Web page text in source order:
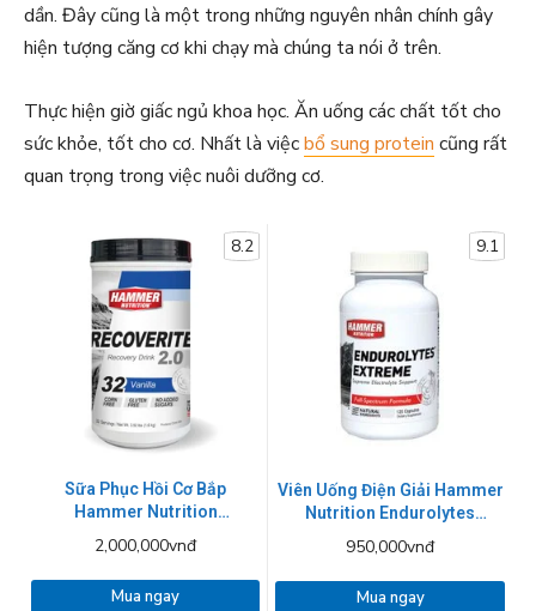
dần. Đây cũng là một trong những nguyên nhân chính gây
hiện tượng căng cơ khi chạy mà chúng ta nói ở trên.
Thực hiện giờ giấc ngủ khoa học. Ăn uống các chất tốt cho
sức khỏe, tốt cho cơ. Nhất là việcbổ sung protein cũng rất
quan trọng trong việc nuôi dưỡng cơ.
8.2
Sữa Phục Hồi Cơ Bắp
Hammer Nutrition
mùi
2,000,000vnđ
Mua ngay
9.1
Viên Uống Điện Giải Hammer
Nutrition Endurolytes
950,000vnđ
Mua ngay